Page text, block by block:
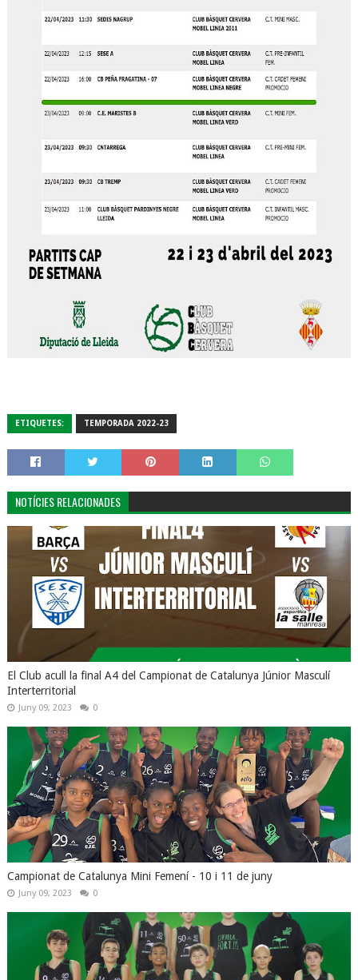
ETIQUETES: TEMPORADA 2022-23
NOTÍCIES RELACIONADES
El Club acull la final A4 del Campionat de Catalunya Júnior Masculí
Interterritorial
Juny 09, 2023 0
Campionat de Catalunya Mini Femení - 10 i 11 de juny
Juny 09, 2023 0